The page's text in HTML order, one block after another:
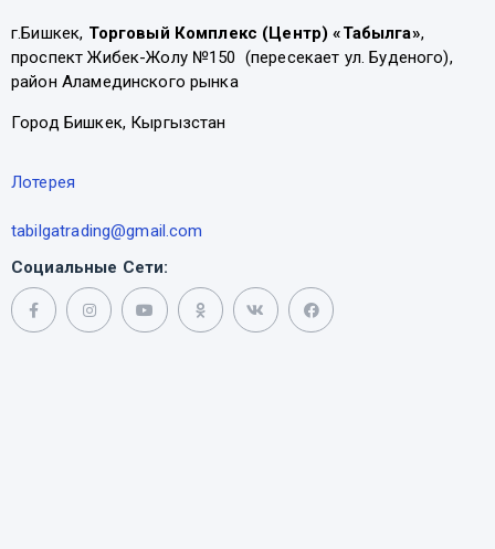
г.Бишкек, Торговый Комплекс (Центр) «Табылга»,
проспект Жибек-Жолу №150 (пересекает ул. Буденого),
район Аламединского рынка
Город Бишкек, Кыргызстан
Лотерея
tabilgatrading@gmail.com
Социальные Сети: